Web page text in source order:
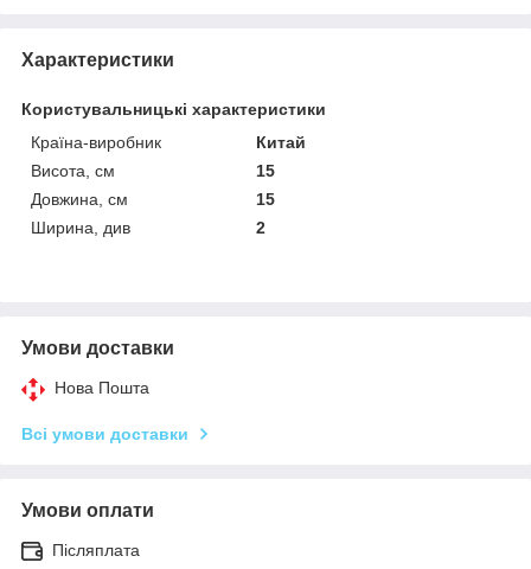
Характеристики
Користувальницькі характеристики
Країна-виробник
Китай
Висота, см
15
Довжина, см
15
Ширина, див
2
Умови доставки
Нова Пошта
Всі умови доставки
Умови оплати
Післяплата